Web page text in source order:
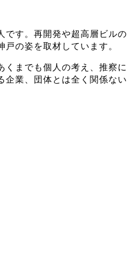
です。再開発や超高層ビルの
の姿を取材しています。
くまでも個人の考え、推察に
企業、団体とは全く関係ない